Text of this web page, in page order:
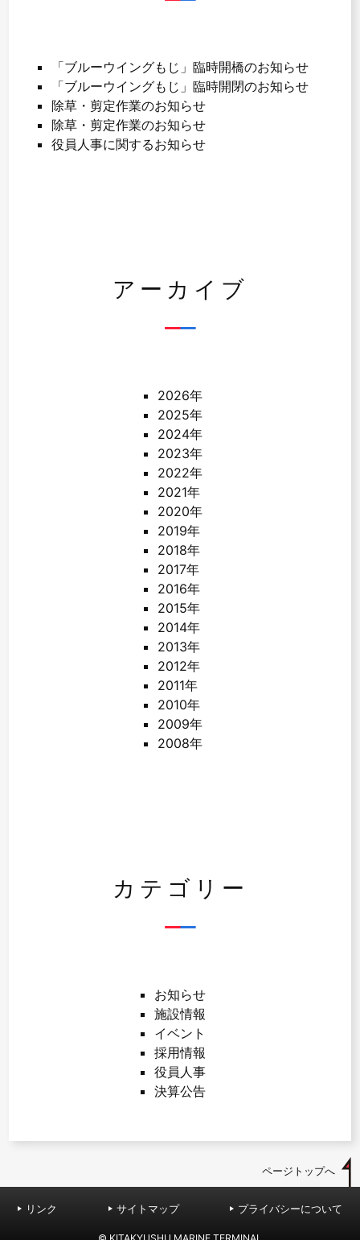
「ブルーウイングもじ」臨時開橋のお知らせ
「ブルーウイングもじ」臨時開閉のお知らせ
除草・剪定作業のお知らせ
除草・剪定作業のお知らせ
役員人事に関するお知らせ
アーカイブ
2026年
2025年
2024年
2023年
2022年
2021年
2020年
2019年
2018年
2017年
2016年
2015年
2014年
2013年
2012年
2011年
2010年
2009年
2008年
カテゴリー
お知らせ
施設情報
イベント
採用情報
役員人事
決算公告
ページトップへ
リンク サイトマップ プライバシーについて